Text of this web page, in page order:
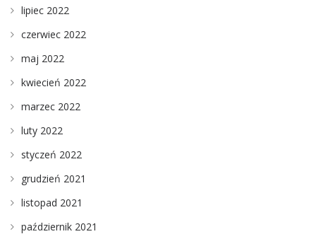
lipiec 2022
czerwiec 2022
maj 2022
kwiecień 2022
marzec 2022
luty 2022
styczeń 2022
grudzień 2021
listopad 2021
październik 2021